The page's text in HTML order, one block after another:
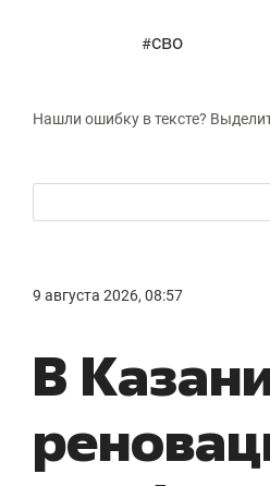
#сво
Нашли ошибку в тексте?
9 августа 2026, 08:57
В